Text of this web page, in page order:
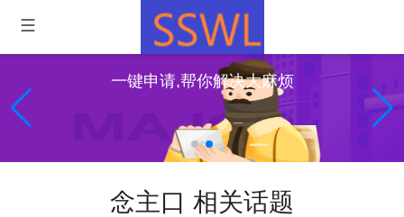
一键申请,帮你解决大麻烦
念主口 相关话题